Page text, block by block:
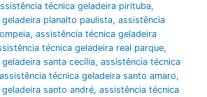
técnica geladeira pirituba,
planalto paulista, assistência
, assistência técnica geladeira
técnica geladeira real parque,
santa cecília, assistência técnica
assistência técnica geladeira santo amaro,
santo andré, assistência técnica